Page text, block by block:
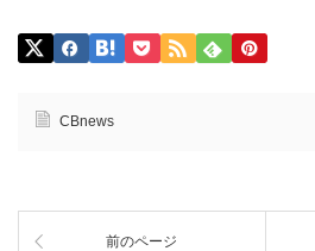
CBnews
前のページ